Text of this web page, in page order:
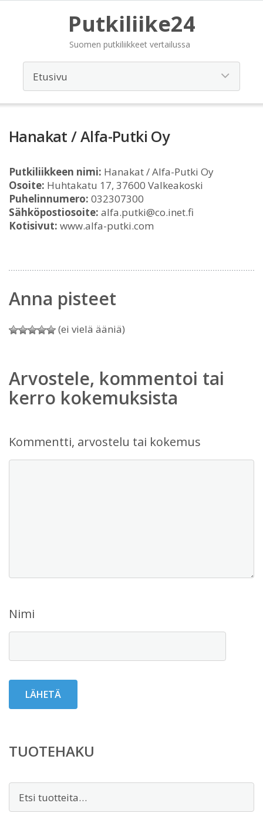
Putkiliike24
Suomen putkiliikkeet vertailussa
Hanakat / Alfa-Putki Oy
Putkiliikkeen nimi: Hanakat / Alfa-Putki Oy
Osoite: Huhtakatu 17, 37600 Valkeakoski
Puhelinnumero: 032307300
Sähköpostiosoite: alfa.putki@co.inet.fi
Kotisivut: www.alfa-putki.com
Anna pisteet
(ei vielä ääniä)
Arvostele, kommentoi tai
kerro kokemuksista
Kommentti, arvostelu tai kokemus
Nimi
TUOTEHAKU